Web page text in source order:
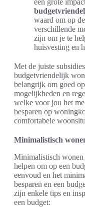
waard om op
verschillende
zijn om je te
huisvesting en
Met de juiste
budgetvriendelijk
belangrijk om goed
mogelijkheden en
welke voor jou het
besparen op
comfortabele
Minimalistisch
Minimalistisch wonen
helpen om op een
eenvoud en het
besparen en een
zijn enkele tips en
een budget: